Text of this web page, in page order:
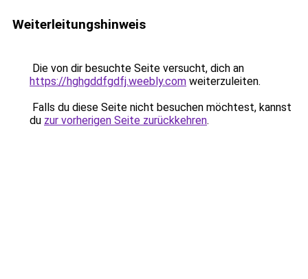
Weiterleitungshinweis
Die von dir besuchte Seite versucht, dich an
https://hghgddfgdfj.weebly.com weiterzuleiten.
Falls du diese Seite nicht besuchen möchtest, kannst
du zur vorherigen Seite zurückkehren.